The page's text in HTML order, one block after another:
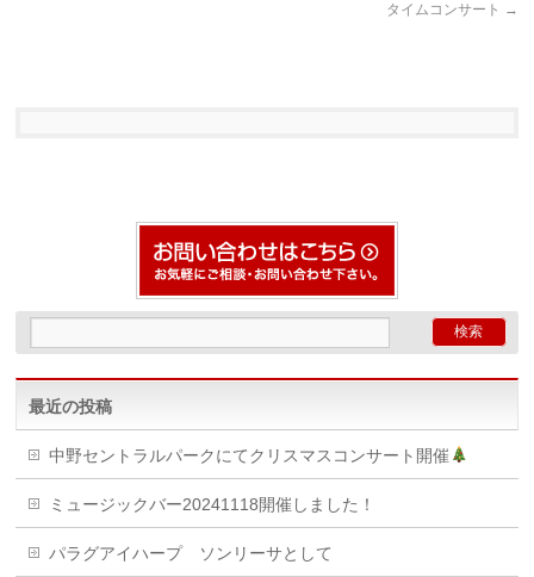
タイムコンサート →
最近の投稿
中野セントラルパークにてクリスマスコンサート開催
ミュージックバー20241118開催しました！
パラグアイハープ ソンリーサとして